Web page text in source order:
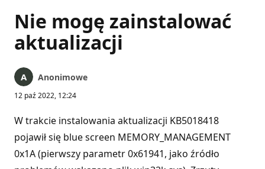
Nie mogę zainstalować
aktualizacji
Anonimowe
12 paź 2022, 12:24
W trakcie instalowania aktualizacji KB5018418
pojawił się blue screen MEMORY_MANAGEMENT
0x1A (pierwszy parametr 0x61941, jako źródło